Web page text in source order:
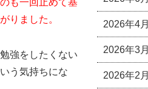
りました。
強をしたくない
う気持ちにな
2026年4月
2026年3月
2026年2月